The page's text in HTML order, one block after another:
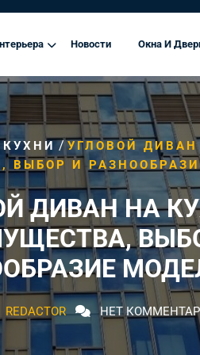
Новости Окна И
/УГЛОВОЙ
ВЫБОР И
ДИВАН НА
REDACTOR НЕТ